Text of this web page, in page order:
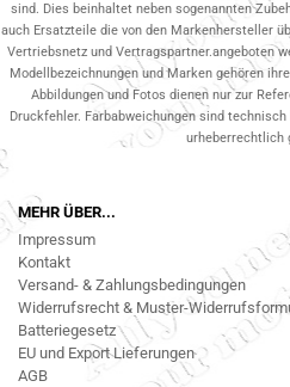
sind. Dies beinhaltet neben sogenannten
auch Ersatzteile die von den Markenhersteller
Vertriebsnetz und Vertragspartner.angeboten
Modellbezeichnungen und Marken gehören
Abbildungen und Fotos dienen nur zur
Druckfehler. Farbabweichungen sind
urheberrechtlich
MEHR ÜBER...
Impressum
Kontakt
Versand- & Zahlungsbedingungen
Widerrufsrecht & Muster-
Batteriegesetz
EU und Export Lieferungen
AGB